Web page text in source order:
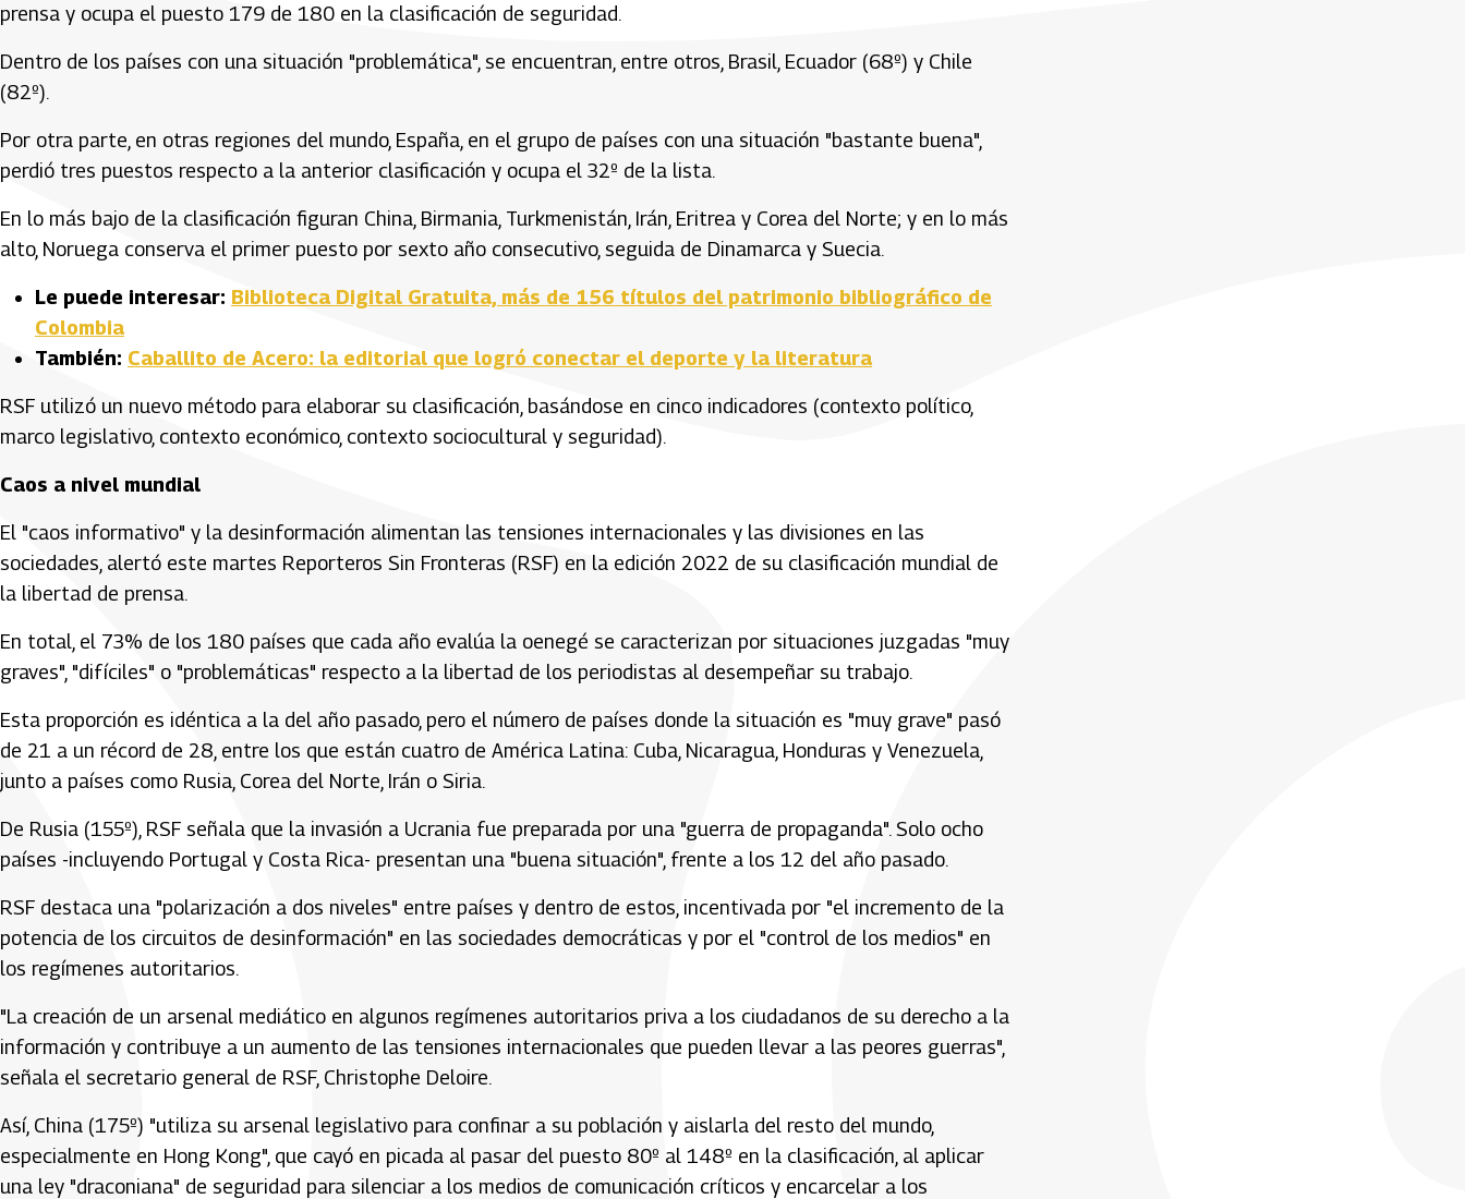
prensa y ocupa el puesto 179 de 180 en la clasificación de seguridad.
Dentro de los países con una situación "problemática", se encuentran, entre otros, Brasil, Ecuador (68º) y Chile
(82º).
Por otra parte, en otras regiones del mundo, España, en el grupo de países con una situación "bastante buena",
perdió tres puestos respecto a la anterior clasificación y ocupa el 32º de la lista.
En lo más bajo de la clasificación figuran China, Birmania, Turkmenistán, Irán, Eritrea y Corea del Norte; y en lo más
alto, Noruega conserva el primer puesto por sexto año consecutivo, seguida de Dinamarca y Suecia.
Le puede interesar: Biblioteca Digital Gratuita, más de 156 títulos del patrimonio bibliográfico de
Colombia
También: Caballito de Acero: la editorial que logró conectar el deporte y la literatura
RSF utilizó un nuevo método para elaborar su clasificación, basándose en cinco indicadores (contexto político,
marco legislativo, contexto económico, contexto sociocultural y seguridad).
Caos a nivel mundial
El "caos informativo" y la desinformación alimentan las tensiones internacionales y las divisiones en las
sociedades, alertó este martes Reporteros Sin Fronteras (RSF) en la edición 2022 de su clasificación mundial de
la libertad de prensa.
En total, el 73% de los 180 países que cada año evalúa la oenegé se caracterizan por situaciones juzgadas "muy
graves", "difíciles" o "problemáticas" respecto a la libertad de los periodistas al desempeñar su trabajo.
Esta proporción es idéntica a la del año pasado, pero el número de países donde la situación es "muy grave" pasó
de 21 a un récord de 28, entre los que están cuatro de América Latina: Cuba, Nicaragua, Honduras y Venezuela,
junto a países como Rusia, Corea del Norte, Irán o Siria.
De Rusia (155º), RSF señala que la invasión a Ucrania fue preparada por una "guerra de propaganda". Solo ocho
países -incluyendo Portugal y Costa Rica- presentan una "buena situación", frente a los 12 del año pasado.
RSF destaca una "polarización a dos niveles" entre países y dentro de estos, incentivada por "el incremento de la
potencia de los circuitos de desinformación" en las sociedades democráticas y por el "control de los medios" en
los regímenes autoritarios.
"La creación de un arsenal mediático en algunos regímenes autoritarios priva a los ciudadanos de su derecho a la
información y contribuye a un aumento de las tensiones internacionales que pueden llevar a las peores guerras",
señala el secretario general de RSF, Christophe Deloire.
Así, China (175º) "utiliza su arsenal legislativo para confinar a su población y aislarla del resto del mundo,
especialmente en Hong Kong", que cayó en picada al pasar del puesto 80º al 148º en la clasificación, al aplicar
una ley "draconiana" de seguridad para silenciar a los medios de comunicación críticos y encarcelar a los